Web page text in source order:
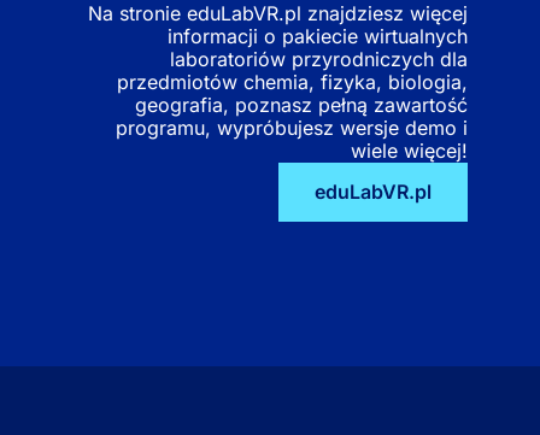
Na stronie eduLabVR.pl znajdziesz więcej
informacji o pakiecie wirtualnych
laboratoriów przyrodniczych dla
przedmiotów chemia, fizyka, biologia,
geografia, poznasz pełną zawartość
programu, wypróbujesz wersje demo i
wiele więcej!
eduLabVR.pl